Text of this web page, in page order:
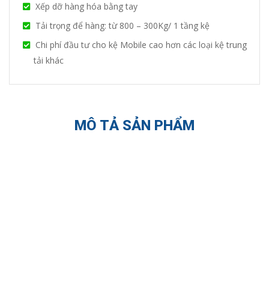
Xếp dỡ hàng hóa bằng tay
Tải trọng để hàng: từ 800 – 300Kg/ 1 tầng kệ
Chi phí đầu tư cho kệ Mobile cao hơn các loại kệ trung
tải khác
MÔ TẢ SẢN PHẨM